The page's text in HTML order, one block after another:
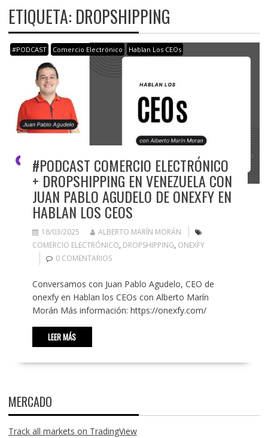
ETIQUETA: DROPSHIPPING
#PODCAST Comercio Electrónico Hablan Los CEOs
#PODCAST COMERCIO ELECTRÓNICO
+ DROPSHIPPING EN VENEZUELA CON
JUAN PABLO AGUDELO DE ONEXFY EN
HABLAN LOS CEOS
18/03/2025
ALBERTO MARÍN MORÁN
COMERCIO ELECTRÓNICO, DROPSHIPPING, ONEXFY
0 COMENTARIOS
Conversamos con Juan Pablo Agudelo, CEO de
onexfy en Hablan los CEOs con Alberto Marín
Morán Más información: https://onexfy.com/
LEER MÁS
MERCADO
Track all markets on TradingView